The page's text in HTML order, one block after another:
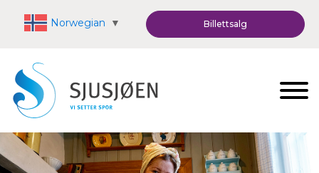
Norwegian ▼ Billettsalg